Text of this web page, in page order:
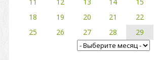
18
19 20 21 22
25
26 27 28 29